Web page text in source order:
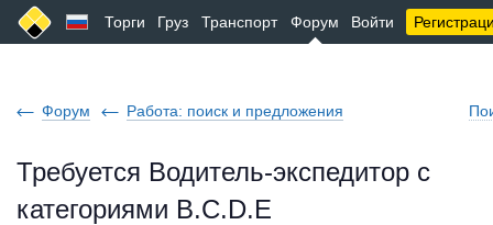
Торги Груз Транспорт Форум Войти
Форум Работа: поиск и предложения
Требуется Водитель-экспедитор с
категориями B.C.D.E